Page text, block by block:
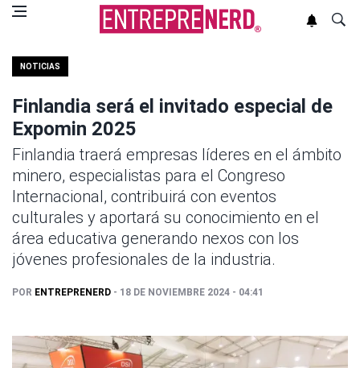
NOTICIAS
Finlandia será el invitado especial de
Expomin 2025
Finlandia traerá empresas líderes en el ámbito
minero, especialistas para el Congreso
Internacional, contribuirá con eventos
culturales y aportará su conocimiento en el
área educativa generando nexos con los
jóvenes profesionales de la industria.
POR ENTREPRENERD - 18 DE NOVIEMBRE 2024 - 04:41